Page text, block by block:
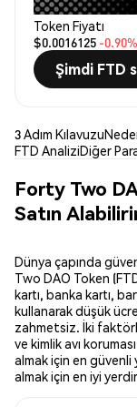
Token Fiyatı
$0.0016125 -0.90%
Şimdi FTD
3 Adım Kılavuzu
FTD AnaliziDiğer
Forty Two
Satın
Dünya çapında
Two DAO Token
kartı, banka kartı,
kullanarak düşük
zahmetsiz. İki
ve kimlik avı
almak için en güvenli
almak için en iyi